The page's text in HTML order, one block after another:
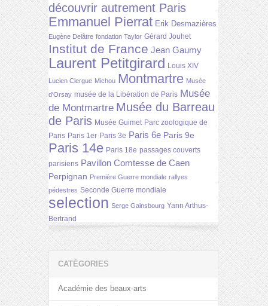
découvrir autrement Paris
Emmanuel Pierrat Erik Desmazières
Eugène Delâtre fondation Taylor Gérard Jouhet
Institut de France Jean Gaumy
Laurent Petitgirard Louis XIV
Lucien Clergue Michou Montmartre Musée
d'Orsay musée de la Libération de Paris Musée
de Montmartre Musée du Barreau
de Paris Musée Guimet Parc zoologique de
Paris Paris 1er Paris 3e Paris 6e Paris 9e
Paris 14e Paris 18e passages couverts
parisiens Pavillon Comtesse de Caen
Perpignan Première Guerre mondiale rallyes
pédestres Seconde Guerre mondiale
selection Serge Gainsbourg Yann Arthus-
Bertrand
CATÉGORIES
Académie des beaux-arts